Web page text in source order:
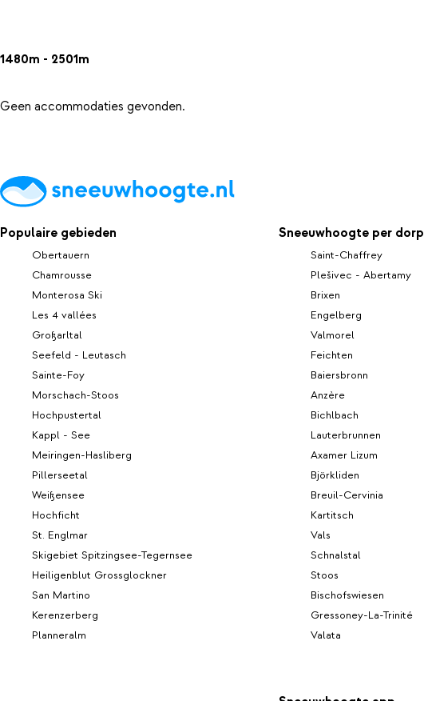
1480m - 2501m
Geen accommodaties gevonden.
Populaire gebieden
Obertauern
Chamrousse
Monterosa Ski
Les 4 vallées
Großarltal
Seefeld - Leutasch
Sainte-Foy
Morschach-Stoos
Hochpustertal
Kappl - See
Meiringen-Hasliberg
Pillerseetal
Weißensee
Hochficht
St. Englmar
Skigebiet Spitzingsee-Tegernsee
Heiligenblut Grossglockner
San Martino
Kerenzerberg
Planneralm
Sneeuwhoogte per dorp
Saint-Chaffrey
Plešivec - Abertamy
Brixen
Engelberg
Valmorel
Feichten
Baiersbronn
Anzère
Bichlbach
Lauterbrunnen
Axamer Lizum
Björkliden
Breuil-Cervinia
Kartitsch
Vals
Schnalstal
Stoos
Bischofswiesen
Gressoney-La-Trinité
Valata